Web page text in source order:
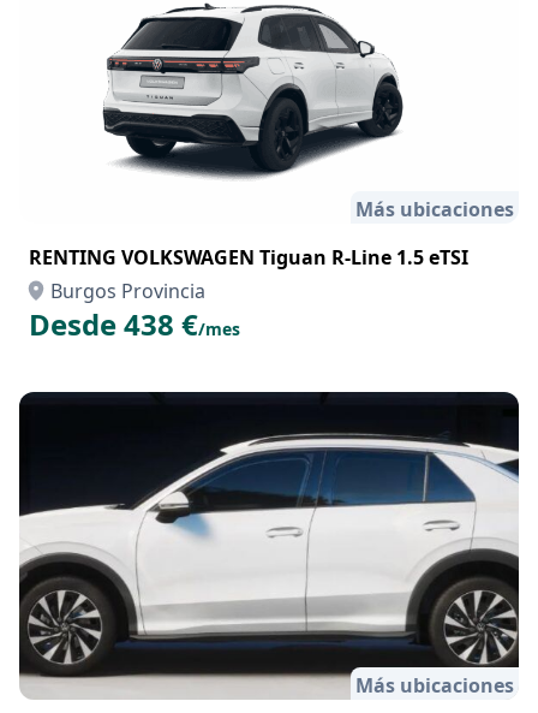
Más ubicaciones
RENTING VOLKSWAGEN Tiguan R-Line 1.5 eTSI
Burgos Provincia
Desde 438 €/mes
Más ubicaciones